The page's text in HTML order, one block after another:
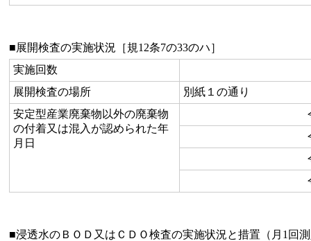
■展開検査の実施状況［規12条7の33のハ］
実施回数
展開検査の場所
別紙１の通り
安定型産業廃棄物以外の廃棄物
の付着又は混入が認められた年
月日
■浸透水のＢＯＤ又はＣＤＯ検査の実施状況と措置（月1回